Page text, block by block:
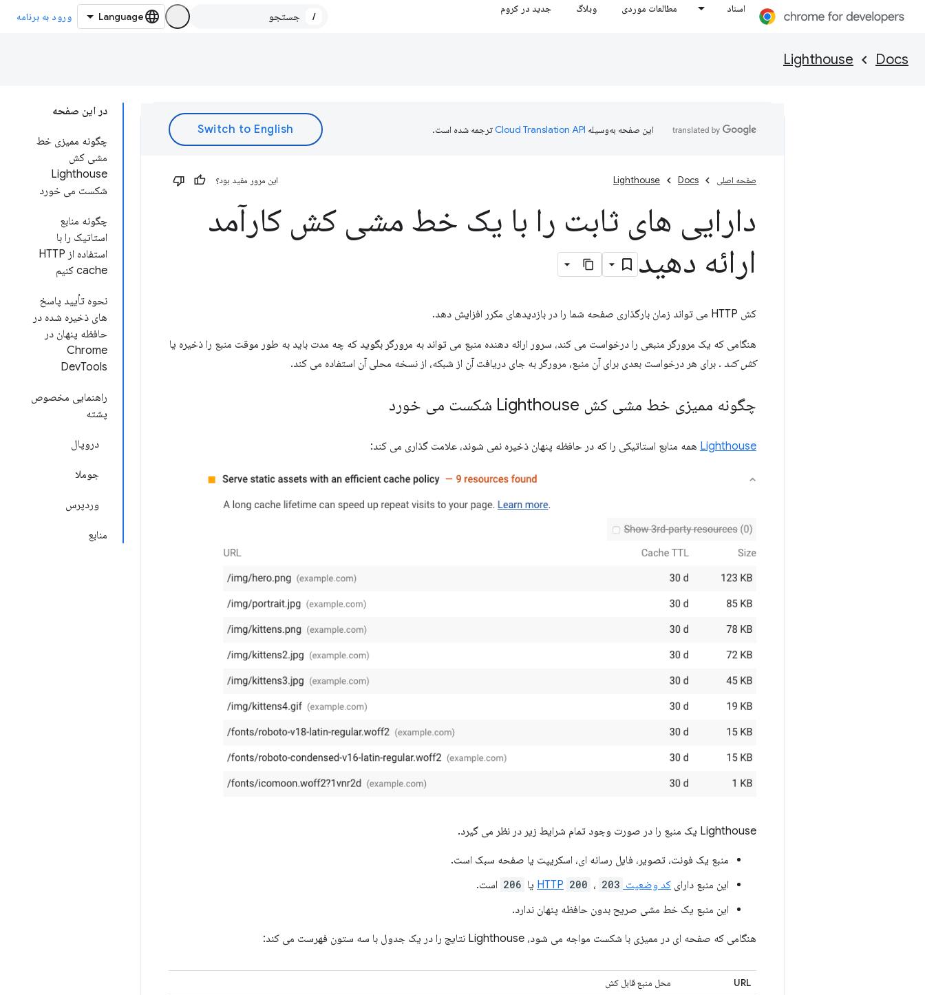
اسناد مطالعات موردی وبلاگ جدید در کروم
/ ورود به برنامه
Docs
Lighthouse
در این صفحه
چگونه ممیزی خط
مشی کش
Lighthouse
شکست می خورد
چگونه منابع
استاتیک را با
استفاده از HTTP
cache کنیم
نحوه تأیید پاسخ
های ذخیره شده در
حافظه پنهان در
Chrome
DevTools
راهنمایی مخصوص
پشته
دروپال
جوملا
وردپرس
منابع
این صفحه به‌وسیله ترجمه شده است.
صفحه اصلی Docs
Lighthouse این مرور مفید بود؟
دارایی های ثابت را با یک خط مشی کش کارآمد
ارائه دهید
کش HTTP می تواند زمان بارگذاری صفحه شما را در بازدیدهای مکرر افزایش دهد.
هنگامی که یک مرورگر منبعی را درخواست می کند، سرور ارائه دهنده منبع می تواند به مرورگر بگوید که چه مدت باید به طور موقت منبع را ذخیره یا
کش کند . برای هر درخواست بعدی برای آن منبع، مرورگر به جای دریافت آن از شبکه، از نسخه محلی آن استفاده می کند.
چگونه ممیزی خط مشی کش Lighthouse شکست می خورد
Lighthouse همه منابع استاتیکی را که در حافظه پنهان ذخیره نمی شوند، علامت گذاری می کند:
Lighthouse یک منبع را در صورت وجود تمام شرایط زیر در نظر می گیرد.
منبع یک فونت، تصویر، فایل رسانه ای، اسکریپت یا صفحه سبک است.
این منبع دارای کد وضعیت HTTP 200 ، 203 یا 206 است.
این منبع یک خط مشی صریح بدون حافظه پنهان ندارد.
هنگامی که صفحه ای در ممیزی با شکست مواجه می شود، Lighthouse نتایج را در یک جدول با سه ستون فهرست می کند:
URL
محل منبع قابل کش